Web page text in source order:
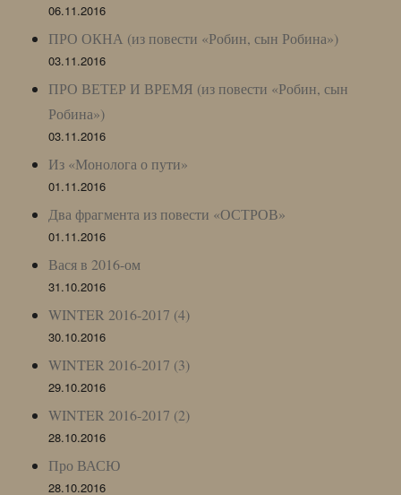
06.11.2016
ПРО ОКНА (из повести «Робин, сын Робина»)
03.11.2016
ПРО ВЕТЕР И ВРЕМЯ (из повести «Робин, сын
Робина»)
03.11.2016
Из «Монолога о пути»
01.11.2016
Два фрагмента из повести «ОСТРОВ»
01.11.2016
Вася в 2016-ом
31.10.2016
WINTER 2016-2017 (4)
30.10.2016
WINTER 2016-2017 (3)
29.10.2016
WINTER 2016-2017 (2)
28.10.2016
Про ВАСЮ
28.10.2016